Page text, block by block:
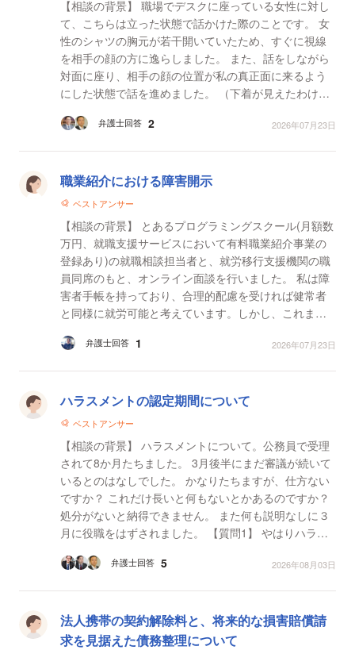
【相談の背景】 職場でデスクに座っている女性に対し
て、こちらは立った状態で話かけた際のことです。 女
性のシャツの胸元が若干開いていたため、すぐに視線
を相手の顔の方に逸らしました。 また、話をしながら
対面に座り、相手の顔の位置が私の真正面に来るよう
にした状態で話を進めました。 （下着が見えたわけで
弁護士回答 2 2026年07月23日
職業紹介における障害開示
ベストアンサー
【相談の背景】 とあるプログラミングスクール(月額数
万円、就職支援サービスにおいて有料職業紹介事業の
登録あり)の就職相談担当者と、就労移行支援機関の職
員同席のもと、オンライン面談を行いました。 私は障
害者手帳を持っており、合理的配慮を受ければ健常者
と同様に就労可能と考えています。しかし、これまで
過...
弁護士回答 1 2026年07月23日
ハラスメントの認定期間について
ベストアンサー
【相談の背景】 ハラスメントについて。公務員で受理
されて8か月たちました。 3月後半にまだ審議が続いて
いるとのはなしでした。 かなりたちますが、仕方ない
ですか？ これだけ長いと何もないとかあるのですか？
処分がないと納得できません。 また何も説明なしに３
月に役職をはずされました。 【質問1】 やはりハラス
弁護士回答 5 2026年08月03日
法人携帯の契約解除料と、将来的な損害賠償請
求を見据えた債務整理について